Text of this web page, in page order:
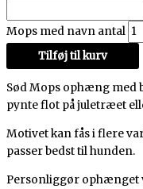
Mops med navn antal
Tilføj til kurv
Sød Mops ophæng med
pynte flot på juletræet
Motivet kan fås i flere
passer bedst til hunden.
Personliggør ophænget